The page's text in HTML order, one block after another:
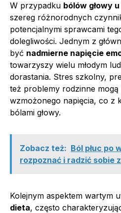
W przypadku bólów głowy
szereg różnorodnych
potencjalnymi sprawcami
dolegliwości. Jednym z
być nadmierne napięcie
towarzyszy wielu młodym
dorastania. Stres szkolny,
też problemy rodzinne
wzmożonego napięcia, co z
bólami głowy.
Zobacz też: Ból płuc po
rozpoznać i radzić sobie
Kolejnym aspektem wartym
dieta, często